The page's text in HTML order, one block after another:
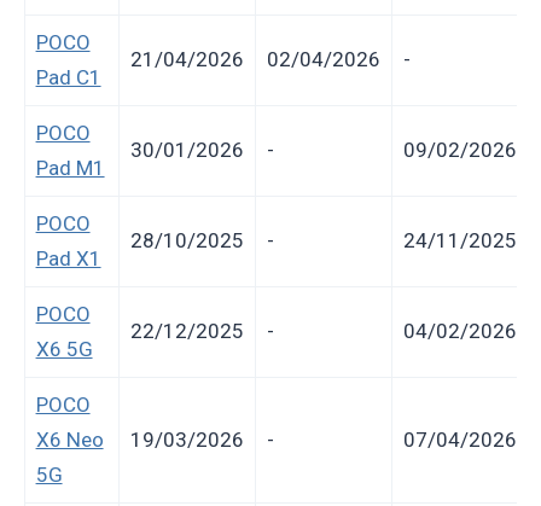
POCO
Pad C1
21/04/2026 02/04/2026 -
POCO
Pad M1
30/01/2026 - 09/02/2026
POCO
Pad X1
28/10/2025 - 24/11/2025
POCO
X6 5G
22/12/2025 - 04/02/2026
POCO
X6 Neo
5G
19/03/2026 - 07/04/2026